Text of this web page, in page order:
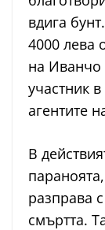
вдига
4000 лева
на Иванчо
участник
агентите
В
разправа
смъртта.